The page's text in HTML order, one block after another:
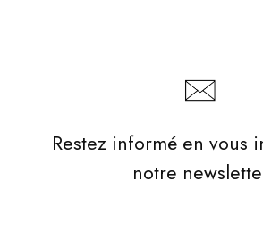
Restez informé en vous
notre